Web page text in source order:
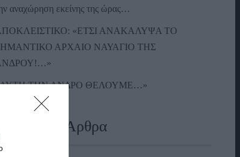
αναχώρηση εκείνης της ώρας…
«ΕΤΣΙ ΑΝΑΚΑΛΥΨΑ ΤΟ
ΑΡΧΑΙΟ ΝΑΥΑΓΙΟ ΤΗΣ
ΤΗΝ ΑΝΔΡΟ ΘΕΛΟΥΜΕ…»
Πρόσφατα Άρθρα